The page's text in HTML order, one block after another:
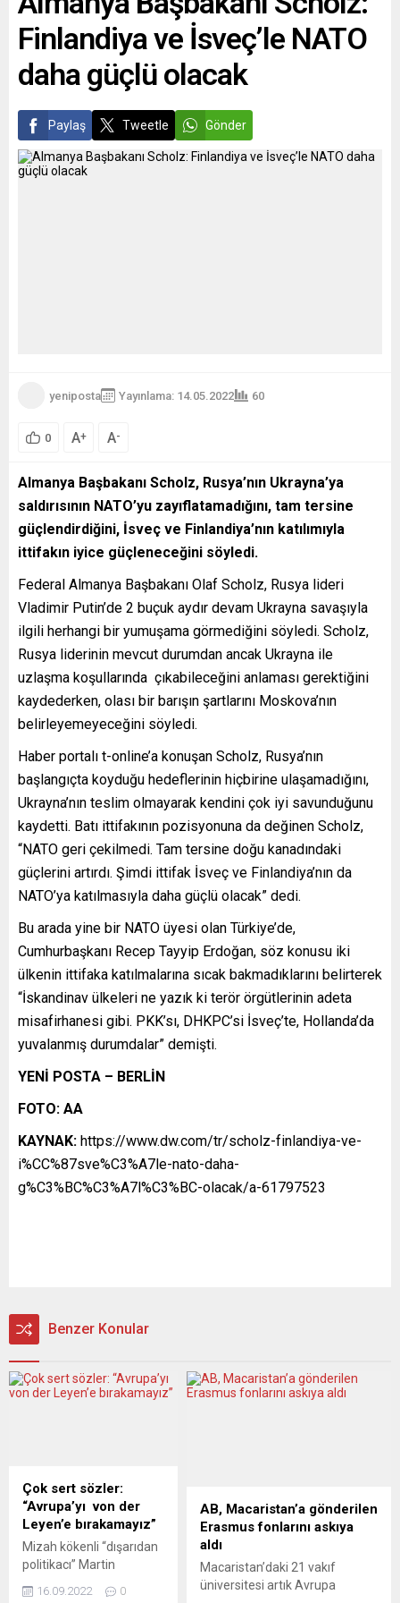
askeri hareketliliği ve
tahkimatına değinmek
gerektiğini söyledi.
Ukrayna’nın toprak
bütünlüğü ve
Finlandiya ve İsveç’le NATO
daha güçlü olacak
Paylaş Tweetle Gönder
yeniposta Yayınlama: 14.05.2022 60
0 A+ A-
Almanya Başbakanı Scholz, Rusya’nın Ukrayna’ya
saldırısının NATO’yu zayıflatamadığını, tam tersine
güçlendirdiğini, İsveç ve Finlandiya’nın katılımıyla
ittifakın iyice güçleneceğini söyledi.
Federal Almanya Başbakanı Olaf Scholz, Rusya lideri
Vladimir Putin’de 2 buçuk aydır devam Ukrayna savaşıyla
ilgili herhangi bir yumuşama görmediğini söyledi. Scholz,
Rusya liderinin mevcut durumdan ancak Ukrayna ile
uzlaşma koşullarında çıkabileceğini anlaması gerektiğini
kaydederken, olası bir barışın şartlarını Moskova’nın
belirleyemeyeceğini söyledi.
Haber portalı t-online’a konuşan Scholz, Rusya’nın
başlangıçta koyduğu hedeflerinin hiçbirine ulaşamadığını,
Ukrayna’nın teslim olmayarak kendini çok iyi savunduğunu
kaydetti. Batı ittifakının pozisyonuna da değinen Scholz,
“NATO geri çekilmedi. Tam tersine doğu kanadındaki
güçlerini artırdı. Şimdi ittifak İsveç ve Finlandiya’nın da
NATO’ya katılmasıyla daha güçlü olacak” dedi.
Bu arada yine bir NATO üyesi olan Türkiye’de,
Cumhurbaşkanı Recep Tayyip Erdoğan, söz konusu iki
ülkenin ittifaka katılmalarına sıcak bakmadıklarını belirterek
“İskandinav ülkeleri ne yazık ki terör örgütlerinin adeta
misafirhanesi gibi. PKK’sı, DHKPC’si İsveç’te, Hollanda’da
yuvalanmış durumdalar” demişti.
YENİ POSTA – BERLİN
FOTO: AA
KAYNAK: https://www.dw.com/tr/scholz-finlandiya-ve-
i%CC%87sve%C3%A7le-nato-daha-
g%C3%BC%C3%A7l%C3%BC-olacak/a-61797523
Benzer Konular
Çok sert sözler:
“Avrupa’yı von der
Leyen’e bırakamayız”
Mizah kökenli “dışarıdan
politikacı” Martin
Sonneborn’ın AB
16.09.2022
0
AB, Macaristan’a gönderilen
Erasmus fonlarını askıya
aldı
Macaristan’daki 21 vakıf
üniversitesi artık Avrupa